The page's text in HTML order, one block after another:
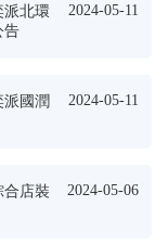
派北環
告
2024-05-11
派國潤
2024-05-11
合店裝
2024-05-06